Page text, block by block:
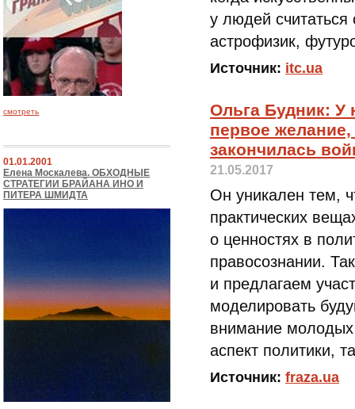
смотреть
01.01.2001
Елена Москалева. ОБХОДНЫЕ
СТРАТЕГИИ БРАЙАНА ИНО И
ПИТЕРА ШМИДТА
у людей
астрофизик,
Источник: itc.ua
Ольга Будник: У
первое
закончилась
21.05.2017
Он уникален тем,
практических
о ценностях в
правосознании.
и предлагаем
моделировать
внимание
аспект политики,
Источник: fraza.ua